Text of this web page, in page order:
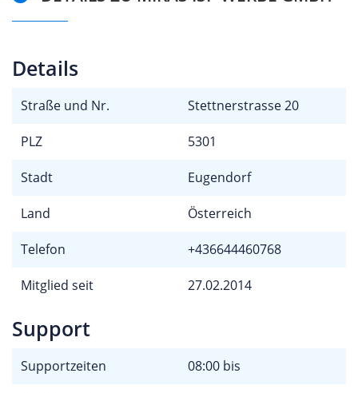
Details
Straße und Nr. Stettnerstrasse 20
PLZ 5301
Stadt Eugendorf
Land Österreich
Telefon +436644460768
Mitglied seit 27.02.2014
Support
Supportzeiten 08:00 bis